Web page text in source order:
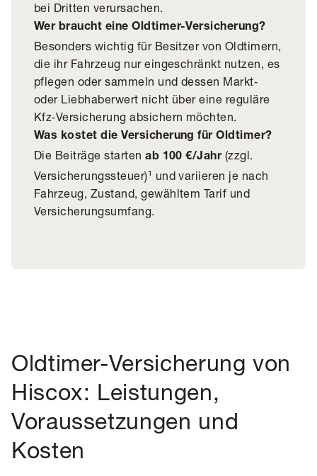
bei Dritten verursachen.
Wer braucht eine Oldtimer-Versicherung?
Besonders wichtig für Besitzer von Oldtimern,
die ihr Fahrzeug nur eingeschränkt nutzen, es
pflegen oder sammeln und dessen Markt‑
oder Liebhaberwert nicht über eine reguläre
Kfz‑Versicherung absichern möchten.
Was kostet die Versicherung für Oldtimer?
Die Beiträge startenab 100 €/Jahr (zzgl.
Versicherungssteuer)¹ und variieren je nach
Fahrzeug, Zustand, gewähltem Tarif und
Versicherungsumfang.
Oldtimer-Versicherung von
Hiscox: Leistungen,
Voraussetzungen und
Kosten